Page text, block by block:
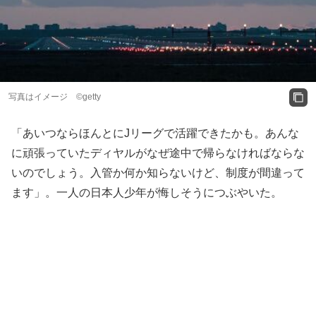
写真はイメージ ©getty
「あいつならほんとにJリーグで活躍できたかも。あんな
に頑張っていたディヤルがなぜ途中で帰らなければならな
いのでしょう。入管か何か知らないけど、制度が間違って
ます」。一人の日本人少年が悔しそうにつぶやいた。